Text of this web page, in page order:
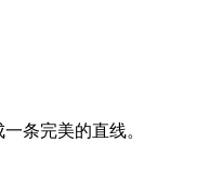
条完美的直线。